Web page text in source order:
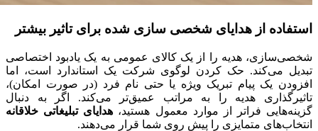
استفاده از هدایای شخصی سازی شده برای تاثیر بیشتر
شخصی‌سازی، هدیه را از یک کالای عمومی به یک یادبود اختصاصی
تبدیل می‌کند. حک کردن لوگوی شرکت یک استاندارد است، اما
افزودن یک پیام تبریک ویژه یا حتی نام فرد (در صورت امکان)،
تاثیرگذاری هدیه را به مراتب عمیق‌تر می‌کند. اگر به دنبال
گزینه‌هایی فراتر از موارد معمول هستید، هدایای تبلیغاتی خلاقانه
انتخاب‌های متمایزی را پیش روی شما قرار می‌دهند.